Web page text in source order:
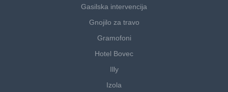
Gasilska intervencija
Gnojilo za travo
Gramofoni
Hotel Bovec
Illy
Izola